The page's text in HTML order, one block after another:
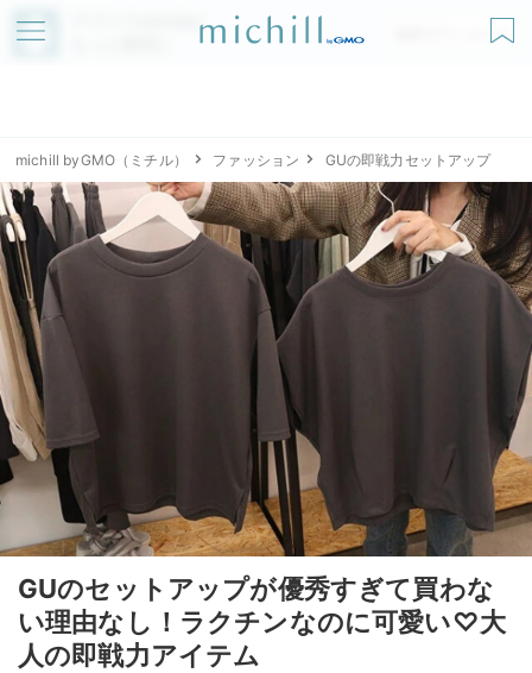
アプリでmichillが
無料ダウンロード
michill byGMO（ミチル） ファッション GUの即戦力セットアップ
GUのセットアップが優秀すぎて買わな
い理由なし！ラクチンなのに可愛い♡大
人の即戦力アイテム